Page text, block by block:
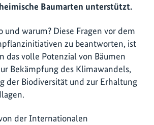
Baumarten unterstützt.
und warum? Diese Fragen vor dem
zu beantworten, ist
das volle Potenzial von Bäumen
Bekämpfung des Klimawandels,
der Biodiversität und zur Erhaltung
der Internationalen